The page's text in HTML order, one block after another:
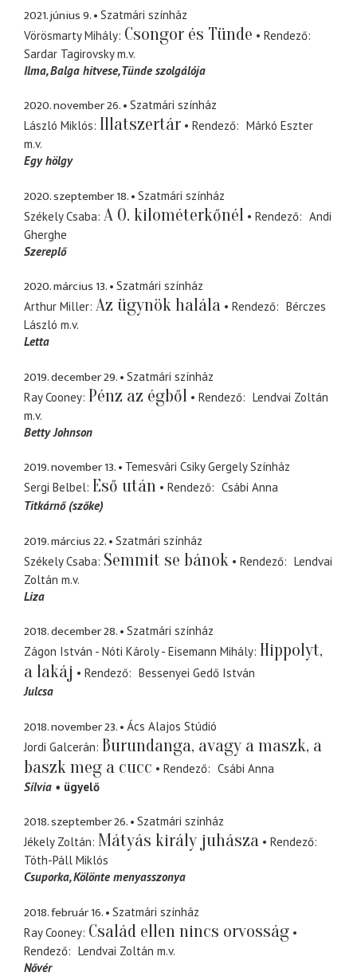
2021. június 9.
Szatmári színház
Vörösmarty Mihály Csongor és Tünde
Rendező
Sardar Tagirovsky m.v.
Ilma, Balga hitvese Tünde szolgálója
2020. november 26.
Szatmári színház
László Miklós Illatszertár Rendező
Márkó Eszter
m.v.
Egy hölgy
2020. szeptember 18.
Szatmári színház
Székely Csaba A 0. kilométerkőnél Rendező
Andi
Gherghe
Szereplő
2020. március 13.
Szatmári színház
Arthur Miller Az ügynök halála Rendező
Bérczes
László m.v.
Letta
2019. december 29.
Szatmári színház
Ray Cooney Pénz az égből Rendező
Lendvai Zoltán
m.v.
Betty Johnson
2019. november 13.
Temesvári Csiky Gergely Színház
Sergi Belbel Eső után Rendező
Csábi Anna
Titkárnő (szőke)
2019. március 22.
Szatmári színház
Székely Csaba Semmit se bánok Rendező
Lendvai
Zoltán m.v.
Liza
2018. december 28.
Szatmári színház
Zágon István - Nóti Károly - Eisemann Mihály Hippolyt,
a lakáj
Rendező
Bessenyei Gedő István
Julcsa
2018. november 23.
Ács Alajos Stúdió
Jordi Galcerán Burundanga, avagy a maszk, a
baszk meg a cucc
Rendező
Csábi Anna
Sílvia
ügyelő
2018. szeptember 26.
Szatmári színház
Jékely Zoltán Mátyás király juhásza
Rendező
Tóth-Páll Miklós
Csuporka Kölönte menyasszonya
2018. február 16.
Szatmári színház
Ray Cooney Család ellen nincs orvosság
Rendező Lendvai Zoltán m.v.
Nővér